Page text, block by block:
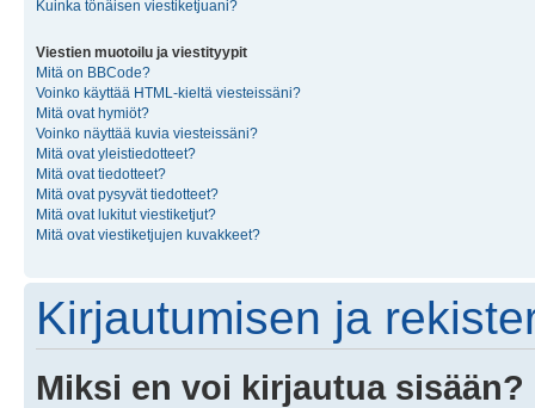
Kuinka tönäisen viestiketjuani?
Viestien muotoilu ja viestityypit
Mitä on BBCode?
Voinko käyttää HTML-kieltä viesteissäni?
Mitä ovat hymiöt?
Voinko näyttää kuvia viesteissäni?
Mitä ovat yleistiedotteet?
Mitä ovat tiedotteet?
Mitä ovat pysyvät tiedotteet?
Mitä ovat lukitut viestiketjut?
Mitä ovat viestiketjujen kuvakkeet?
Kirjautumisen ja
Miksi en voi kirjautua sisään?